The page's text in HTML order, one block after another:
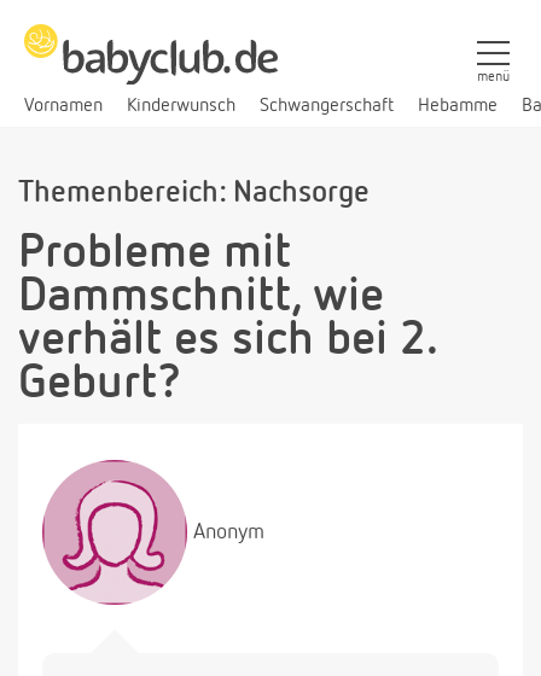
Vornamen Kinderwunsch Schwangerschaft Hebamme
menü
Themenbereich: Nachsorge
Probleme mit
Dammschnitt, wie
verhält es sich bei 2.
Geburt?
Anonym